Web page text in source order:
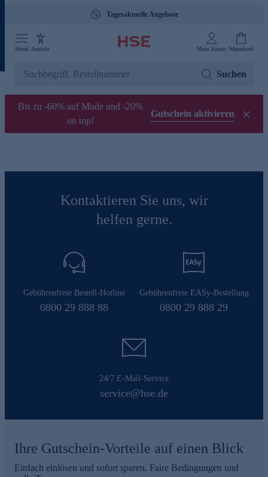
Tagesaktuelle Angebote
Menü Ansicht Mein Konto Warenkorb
Suchen
Bis zu -60% auf Mode und -20%
on top!
Gutschein aktivieren
Kontaktieren Sie uns, wir
helfen gerne.
Gebührenfreie Bestell-Hotline
0800 29 888 88
Gebührenfreie EASy-Bestellung
0800 29 888 29
24/7 E-Mail-Service
service@hse.de
Ihre Gutschein-Vorteile auf einen Blick
Einfach einlösen und sofort sparen. Faire Bedingungen und